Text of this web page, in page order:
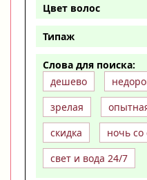
Цвет волос
Типаж
Слова для поиска:
дешево
зрелая
скидка
ночь со
свет и вода 24/7